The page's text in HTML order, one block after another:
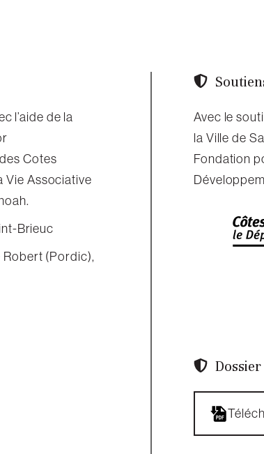
l’aide de la
Cotes
Vie Associative
Brieuc
Robert (Pordic),
Avec le
la Ville de
Fondation